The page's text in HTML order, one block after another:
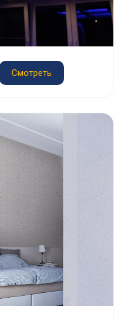
Смотреть